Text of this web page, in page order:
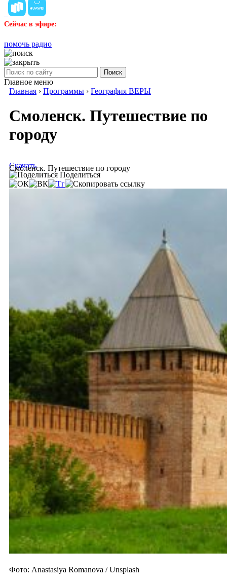
Сейчас в эфире:
помочь радио
Поиск
Главное меню
Главная › Программы › География ВЕРЫ
Смоленск. Путешествие по
городу
Смоленск. Путешествие по городу
Скачать
Поделиться
Фото: Anastasiya Romanova / Unsplash